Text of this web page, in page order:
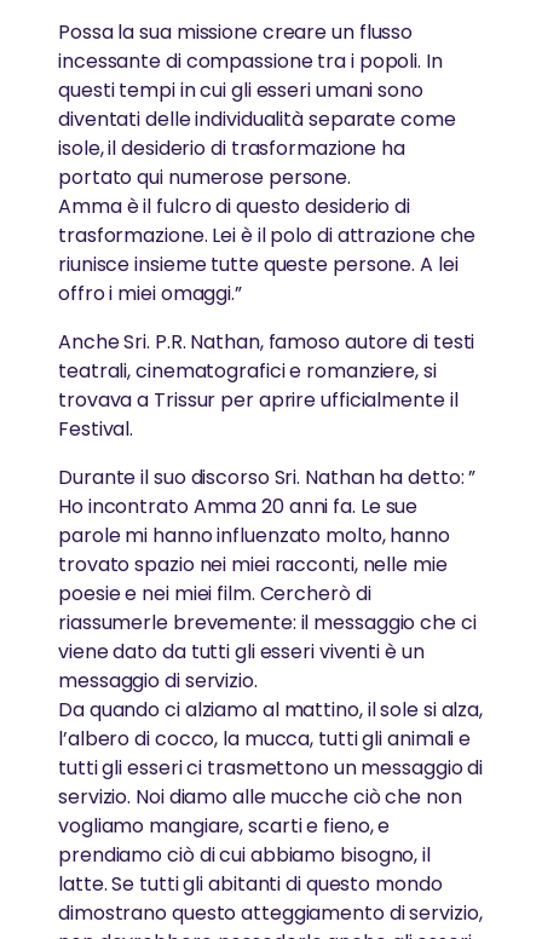
attività umanitarie di Amma
Possa la sua missione creare un flusso
incessante di compassione tra i popoli. In
questi tempi in cui gli esseri umani sono
diventati delle individualità separate come
isole, il desiderio di trasformazione ha
portato qui numerose persone.
Amma è il fulcro di questo desiderio di
trasformazione. Lei è il polo di attrazione che
riunisce insieme tutte queste persone. A lei
offro i miei omaggi.”
Anche Sri. P.R. Nathan, famoso autore di testi
teatrali, cinematografici e romanziere, si
trovava a Trissur per aprire ufficialmente il
Festival.
Durante il suo discorso Sri. Nathan ha detto: ”
Ho incontrato Amma 20 anni fa. Le sue
parole mi hanno influenzato molto, hanno
trovato spazio nei miei racconti, nelle mie
poesie e nei miei film. Cercherò di
riassumerle brevemente: il messaggio che ci
viene dato da tutti gli esseri viventi è un
messaggio di servizio.
Da quando ci alziamo al mattino, il sole si alza,
l’albero di cocco, la mucca, tutti gli animali e
tutti gli esseri ci trasmettono un messaggio di
servizio. Noi diamo alle mucche ciò che non
vogliamo mangiare, scarti e fieno, e
prendiamo ciò di cui abbiamo bisogno, il
latte. Se tutti gli abitanti di questo mondo
dimostrano questo atteggiamento di servizio,